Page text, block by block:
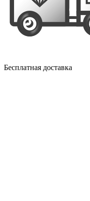
Бесплатная доставка